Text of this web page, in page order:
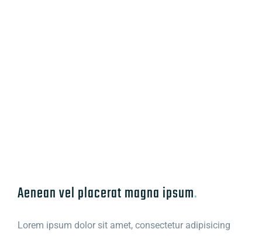
Aenean vel placerat magna ipsum.
Lorem ipsum dolor sit amet, consectetur adipisicing